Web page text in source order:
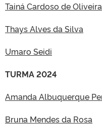
Tainá Cardoso de Oliveira
Thays Alves da Silva
Umaro Seidi
TURMA 2024
Amanda Albuquerque
Bruna Mendes da Rosa